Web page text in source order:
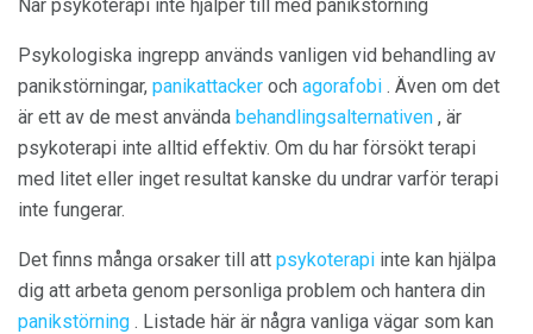
När psykoterapi inte hjälper till med panikstörning
Psykologiska ingrepp används vanligen vid behandling av
panikstörningar, panikattacker och agorafobi . Även om det
är ett av de mest använda behandlingsalternativen , är
psykoterapi inte alltid effektiv. Om du har försökt terapi
med litet eller inget resultat kanske du undrar varför terapi
inte fungerar.
Det finns många orsaker till att psykoterapi inte kan hjälpa
dig att arbeta genom personliga problem och hantera din
panikstörning . Listade här är några vanliga vägar som kan